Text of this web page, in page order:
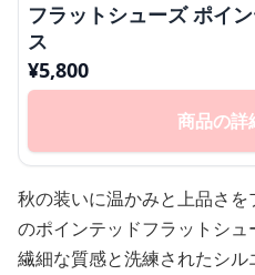
フラットシューズ ポイ
ス
¥5,800
商品の詳
秋の装いに温かみと上品さ
のポインテッドフラットシュ
繊細な質感と洗練されたシ